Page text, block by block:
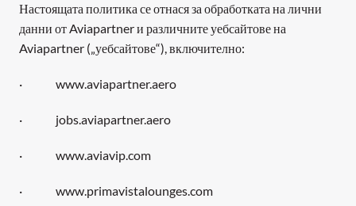
Настоящата политика се отнася за обработката на лични
данни от Aviapartner и различните уебсайтове на
Aviapartner („уебсайтове“), включително:
·              www.aviapartner.aero
·              jobs.aviapartner.aero
·              www.aviavip.com
·              www.primavistalounges.com